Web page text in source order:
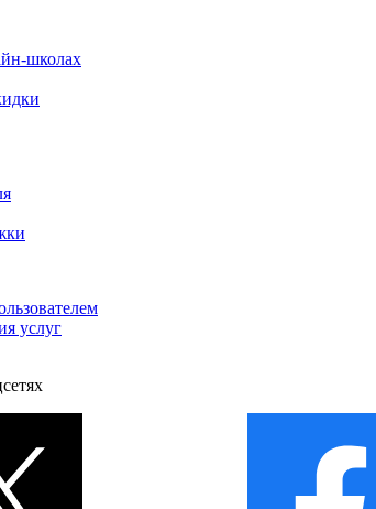
школах
услуг